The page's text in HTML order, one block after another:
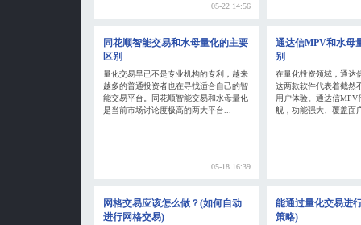
05-22 14:56
同花顺智能交易和水母量化的主要
区别
量化交易早已不是专业机构的专利，越来
越多的普通投资者也在寻找适合自己的智
能交易平台。同花顺智能交易和水母量化
是当前市场讨论度极高的两大平台...
05-18 16:39
通达信MPV和水母
别
在量化投资领域，通达
这两款软件代表着截然
用户体验。通达信MPV
舰，功能强大、覆盖面
网格交易应该怎么做？(如何自动
进行网格交易)
能通过量化交易进
策略)